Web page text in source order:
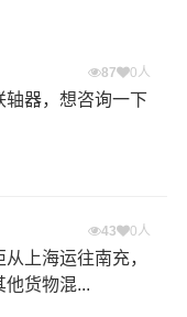
87 0人
轴器，想咨询一下
43 0人
上海运往南充，
他货物混...